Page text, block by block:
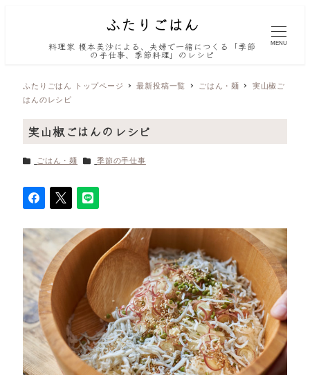
料理家 榎本美沙による、夫婦で一緒につくる「季節
の手仕事、季節料理」のレシピ
MENU
ふたりごはん トップページ 最新投稿一覧 ごはん・麺
実山椒ご
はんのレシピ
実山椒ごはんのレシピ
カテゴリー
ごはん・麺 カテゴリー
季節の手仕事